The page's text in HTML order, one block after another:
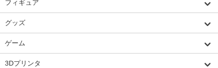
フィギュア
グッズ
ゲーム
3Dプリンタ